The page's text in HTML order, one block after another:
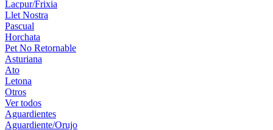
Lacpur/Frixia
Llet Nostra
Pascual
Horchata
Pet No Retornable
Asturiana
Ato
Letona
Otros
Ver todos
Aguardientes
Aguardiente/Orujo